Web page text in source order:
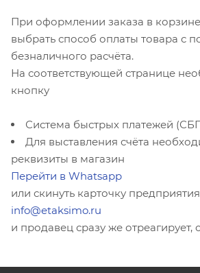
При оформлении заказа в
выбрать способ оплаты товара с
безналичного расчёта.
На соответствующей странице
кнопку
Система быстрых платежей
Для выставления счёта
реквизиты в магазин
Перейти в Whatsapp
или скинуть карточку
info@etaksimo.ru
и продавец сразу же отреагирует,